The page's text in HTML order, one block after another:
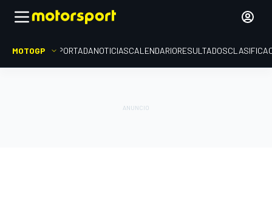
MOTOGP PORTADANOTICIASCALENDARIORESULTADOS